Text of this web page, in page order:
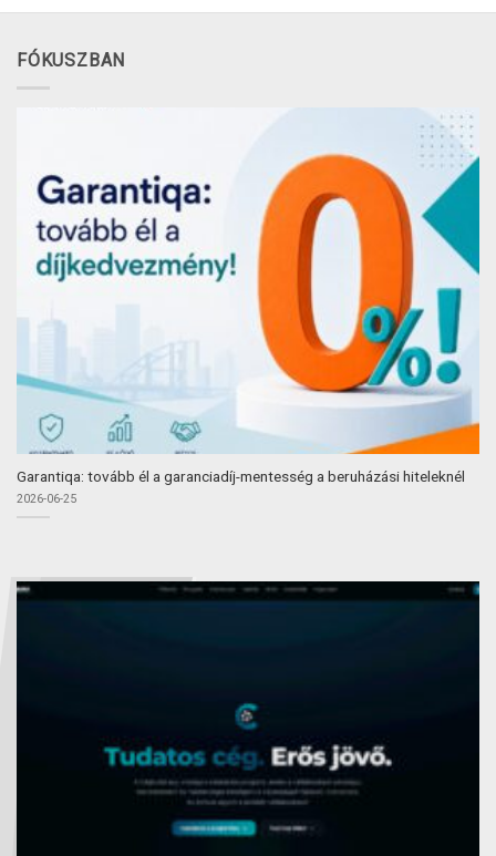
FÓKUSZBAN
Garantiqa: tovább él a garanciadíj-mentesség a beruházási hiteleknél
2026-06-25